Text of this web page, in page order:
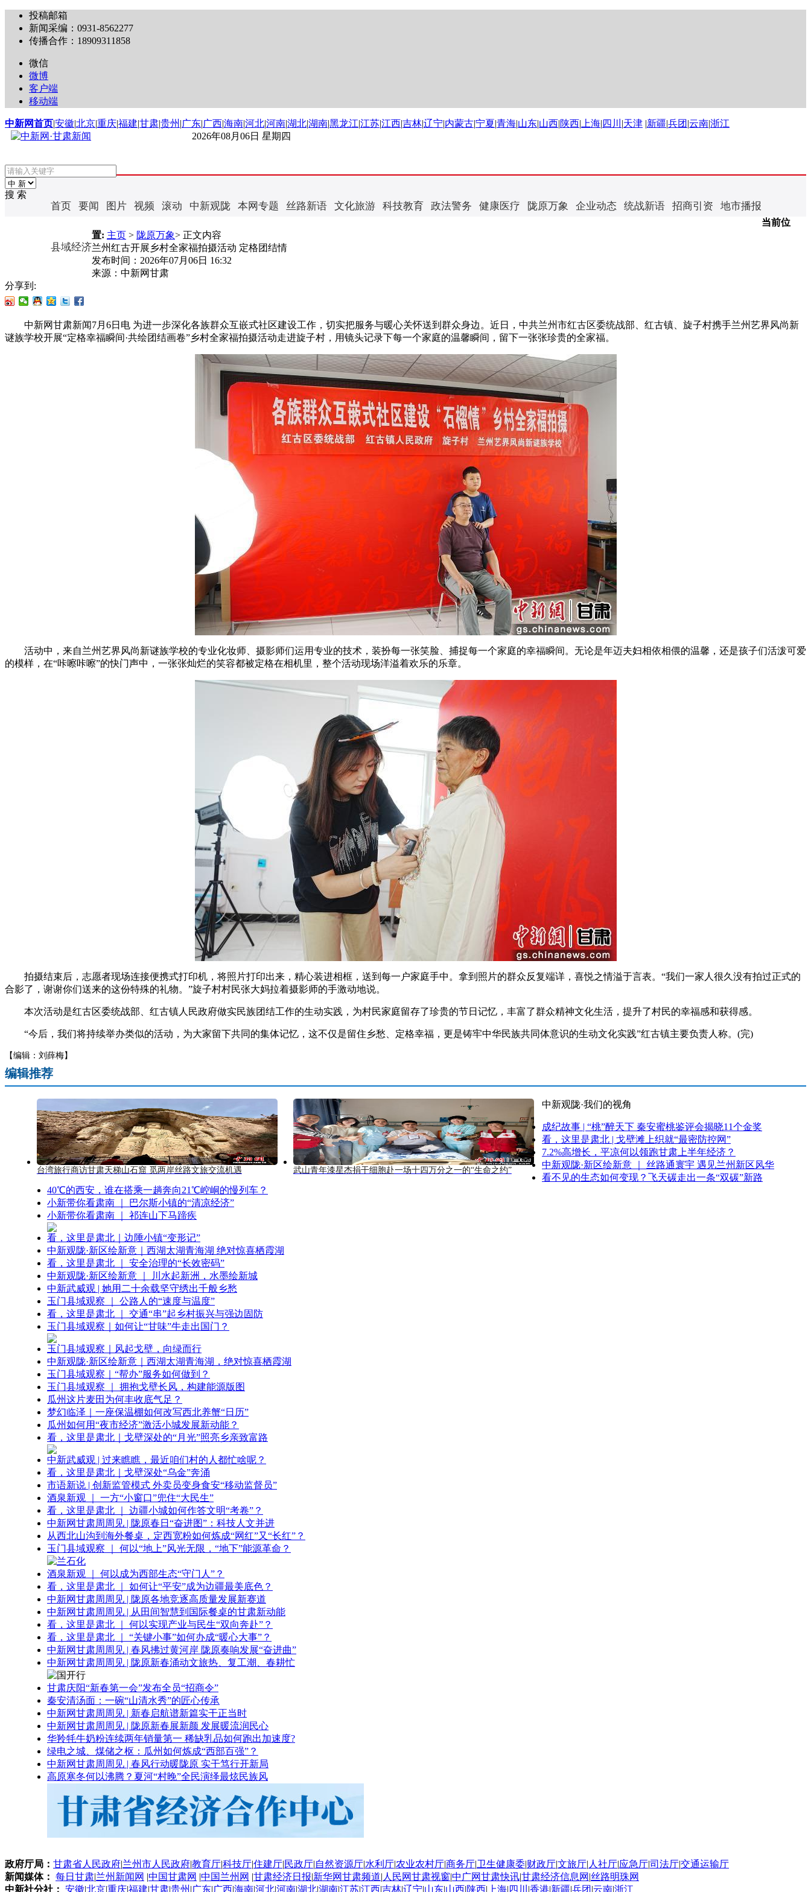
投稿邮箱
新闻采编：0931-8562277
传播合作：18909311858
微信
微博
客户端
移动端
中新网首页|安徽|北京|重庆|福建|甘肃|贵州 |广东|广西|海南|河北|河南|湖北|湖南|黑龙江|江苏|江西|吉林|辽宁|内蒙古|宁夏|青海|山东|山西|陕西| 上海| 四川 |天津 |新疆|兵团 |云南|浙江
2026年08月06日 星期四
搜 索
首页 要闻 图片 视频 滚动 中新观陇 本网专题 丝路新语 文化旅游 科技教育 政法警务 健康医疗 陇原万象 企业动态 统战新语 招商引资 地市播报
县域经济
当前位
置: 主页 > 陇原万象> 正文内容
兰州红古开展乡村全家福拍摄活动 定格团结情
发布时间： 2026年07月06日 16:32
来源： 中新网甘肃
分享到:
中新网甘肃新闻7月6日电 为进一步深化各族群众互嵌式社区建设工作，切实把服务与暖心关怀送到群众身边。近日，中共兰州市红古区委统战部、红古镇、旋子村携手兰州艺界风尚新
谜族学校开展“定格幸福瞬间·共绘团结画卷”乡村全家福拍摄活动走进旋子村，用镜头记录下每一个家庭的温馨瞬间，留下一张张珍贵的全家福。
活动中，来自兰州艺界风尚新谜族学校的专业化妆师、摄影师们运用专业的技术，装扮每一张笑脸、捕捉每一个家庭的幸福瞬间。无论是年迈夫妇相依相偎的温馨，还是孩子们活泼可爱
的模样，在“咔嚓咔嚓”的快门声中，一张张灿烂的笑容都被定格在相机里，整个活动现场洋溢着欢乐的乐章。
拍摄结束后，志愿者现场连接便携式打印机，将照片打印出来，精心装进相框，送到每一户家庭手中。拿到照片的群众反复端详，喜悦之情溢于言表。“我们一家人很久没有拍过正式的
合影了，谢谢你们送来的这份特殊的礼物。”旋子村村民张大妈拉着摄影师的手激动地说。
本次活动是红古区委统战部、红古镇人民政府做实民族团结工作的生动实践，为村民家庭留存了珍贵的节日记忆，丰富了群众精神文化生活，提升了村民的幸福感和获得感。
“今后，我们将持续举办类似的活动，为大家留下共同的集体记忆，这不仅是留住乡愁、定格幸福，更是铸牢中华民族共同体意识的生动文化实践”红古镇主要负责人称。(完)
【编辑：刘薛梅】
编辑推荐
台湾旅行商访甘肃天梯山石窟 觅两岸丝路文旅交流机遇 武山青年漆星杰捐干细胞赴一场十四万分之一的“生命之约”
中新观陇·我们的视角
成纪故事 | “桃”醉天下 秦安蜜桃鉴评会揭晓11个金奖
看，这里是肃北 | 戈壁滩上织就“最密防控网”
7.2%高增长，平凉何以领跑甘肃上半年经济？
中新观陇·新区绘新意 ｜ 丝路通寰宇 遇见兰州新区风华
看不见的生态如何变现？飞天碳走出一条“双碳”新路
40℃的西安，谁在搭乘一趟奔向21℃崆峒的慢列车？
小新带你看肃南 ｜ 巴尔斯小镇的“清凉经济”
小新带你看肃南 ｜ 祁连山下马蹄疾
看，这里是肃北｜边陲小镇“变形记”
中新观陇·新区绘新意｜西湖太湖青海湖 绝对惊喜栖霞湖
看，这里是肃北 ｜ 安全治理的“长效密码”
中新观陇·新区绘新意 ｜ 川水起新洲，水墨绘新城
中新武威观 | 她用二十余载坚守绣出千般乡愁
玉门县域观察 ｜ 公路人的“速度与温度”
看，这里是肃北 ｜ 交通“串”起乡村振兴与强边固防
玉门县域观察｜如何让“甘味”牛走出国门？
玉门县域观察｜风起戈壁，向绿而行
中新观陇·新区绘新意｜西湖太湖青海湖，绝对惊喜栖霞湖
玉门县域观察｜“帮办”服务如何做到？
玉门县域观察 ｜ 拥抱戈壁长风，构建能源版图
瓜州这片麦田为何丰收底气足？
梦幻临泽｜一座保温棚如何改写西北养蟹“日历”
瓜州如何用“夜市经济”激活小城发展新动能？
看，这里是肃北｜戈壁深处的“月光”照亮乡亲致富路
中新武威观 | 过来瞧瞧，最近咱们村的人都忙啥呢？
看，这里是肃北｜戈壁深处“乌金”奔涌
市语新说 | 创新监管模式 外卖员变身食安“移动监督员”
酒泉新观 ｜ 一方“小窗口”兜住“大民生”
看，这里是肃北 ｜ 边疆小城如何作答文明“考卷”？
中新网甘肃周周见 | 陇原春日“奋进图”：科技人文并进
从西北山沟到海外餐桌，定西宽粉如何炼成“网红”又“长红”？
玉门县域观察 ｜ 何以“地上”风光无限，“地下”能源革命？
酒泉新观 ｜ 何以成为西部生态“守门人”？
看，这里是肃北 ｜ 如何让“平安”成为边疆最美底色？
中新网甘肃周周见 | 陇原各地竞逐高质量发展新赛道
中新网甘肃周周见 | 从田间智慧到国际餐桌的甘肃新动能
看，这里是肃北 ｜ 何以实现产业与民生“双向奔赴”？
看，这里是肃北 ｜ “关键小事”如何办成“暖心大事”？
中新网甘肃周周见 | 春风拂过黄河岸 陇原奏响发展“奋进曲”
中新网甘肃周周见 | 陇原新春涌动文旅热、复工潮、春耕忙
甘肃庆阳“新春第一会”发布全员“招商令”
秦安清汤面：一碗“山清水秀”的匠心传承
中新网甘肃周周见 | 新春启航谱新篇实干正当时
中新网甘肃周周见 | 陇原新春展新颜 发展暖流润民心
华羚牦牛奶粉连续两年销量第一 稀缺乳品如何跑出加速度?
绿电之城、煤储之枢：瓜州如何炼成“西部百强”？
中新网甘肃周周见 | 春风行动暖陇原 实干笃行开新局
高原寒冬何以沸腾？夏河“村晚”全民演绎最炫民族风
政府厅局： 甘肃省人民政府|兰州市人民政府|教育厅|科技厅|住建厅|民政厅|自然资源厅|水利厅|农业农村厅|商务厅|卫生健康委|财政厅|文旅厅| 人社厅|应急厅|司法厅|交通运输厅
新闻媒体： 每日甘肃|兰州新闻网 |中国甘肃网 |中国兰州网 |甘肃经济日报|新华网甘肃频道| 人民网甘肃视窗|中广网甘肃快讯|甘肃经济信息网 |丝路明珠网
中新社分社： 安徽|北京|重庆|福建|甘肃|贵州 |广东|广西|海南|河北|河南|湖北|湖南|江苏|江西|吉林|辽宁|山东|山西|陕西| 上海| 四川 |香港|新疆|兵团 |云南|浙江